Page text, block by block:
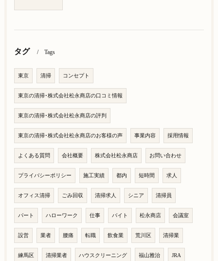
タグ Tags
東京 清掃 コンセプト
東京の清掃･株式会社松永商店の口コミ情報
東京の清掃･株式会社松永商店の評判
東京の清掃･株式会社松永商店のお客様の声 事業内容 採用情報
よくある質問 会社概要 株式会社松永商店 お問い合わせ
プライバシーポリシー 施工実績 都内 短時間 求人
オフィス清掃 ごみ回収 清掃求人 シニア 清掃員
パート ハローワーク 仕事 バイト 松永商店 会議室
設営 業者 腰痛 転職 飲食業 荒川区 清掃業
練馬区 清掃業者 ハウスクリーニング 福山雅治 JRA